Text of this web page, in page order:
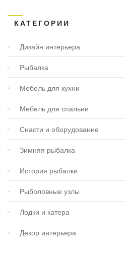
КАТЕГОРИИ
Дизайн интерьера
Рыбалка
Мебель для кухни
Мебель для спальни
Снасти и оборудование
Зимняя рыбалка
История рыбалки
Рыболовные узлы
Лодки и катера
Декор интерьера